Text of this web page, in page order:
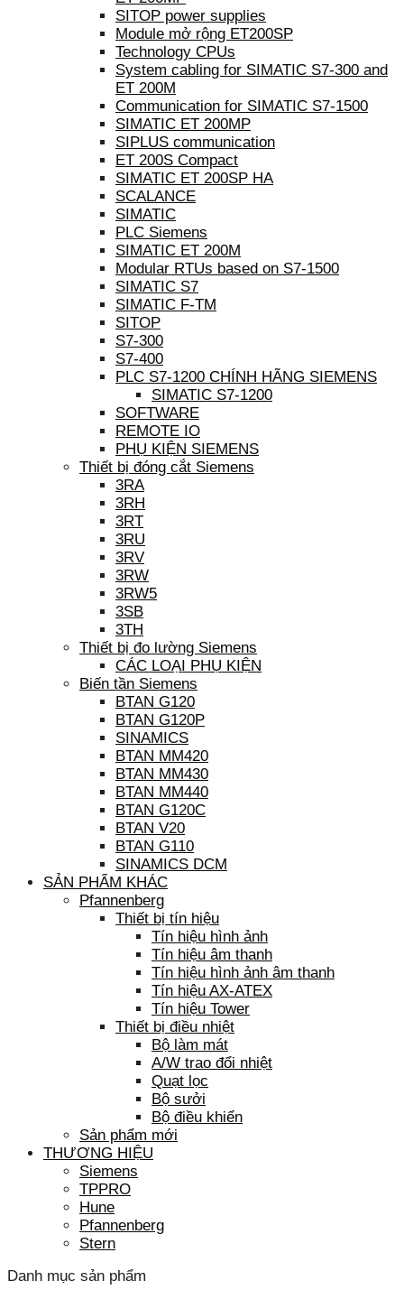
SITOP power supplies
Module mở rộng ET200SP
Technology CPUs
System cabling for SIMATIC S7-300 and
ET 200M
Communication for SIMATIC S7-1500
SIMATIC ET 200MP
SIPLUS communication
ET 200S Compact
SIMATIC ET 200SP HA
SCALANCE
SIMATIC
PLC Siemens
SIMATIC ET 200M
Modular RTUs based on S7-1500
SIMATIC S7
SIMATIC F-TM
SITOP
S7-300
S7-400
PLC S7-1200 CHÍNH HÃNG SIEMENS
SIMATIC S7-1200
SOFTWARE
REMOTE IO
PHỤ KIỆN SIEMENS
Thiết bị đóng cắt Siemens
3RA
3RH
3RT
3RU
3RV
3RW
3RW5
3SB
3TH
Thiết bị đo lường Siemens
CÁC LOẠI PHỤ KIỆN
Biến tần Siemens
BTAN G120
BTAN G120P
SINAMICS
BTAN MM420
BTAN MM430
BTAN MM440
BTAN G120C
BTAN V20
BTAN G110
SINAMICS DCM
SẢN PHẨM KHÁC
Pfannenberg
Thiết bị tín hiệu
Tín hiệu hình ảnh
Tín hiệu âm thanh
Tín hiệu hình ảnh âm thanh
Tín hiệu AX-ATEX
Tín hiệu Tower
Thiết bị điều nhiệt
Bộ làm mát
A/W trao đổi nhiệt
Quạt lọc
Bộ sưởi
Bộ điều khiển
Sản phẩm mới
THƯƠNG HIỆU
Siemens
TPPRO
Hune
Pfannenberg
Stern
Danh mục sản phẩm